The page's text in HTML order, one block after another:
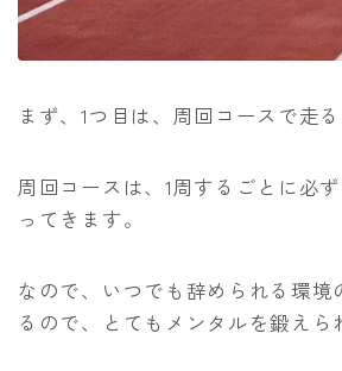
まず、1つ目は、周回コースで走る
周回コースは、1周するごとに必
ってきます。
なので、いつでも辞められる環境
るので、とてもメンタルを鍛えら